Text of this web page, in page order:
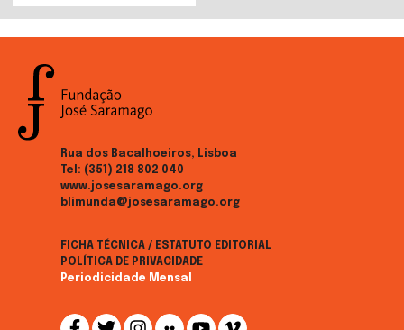
Rua dos Bacalhoeiros, Lisboa
Tel: (351) 218 802 040
www.josesaramago.org
blimunda@josesaramago.org
FICHA TÉCNICA / ESTATUTO EDITORIAL
POLÍTICA DE PRIVACIDADE
Periodicidade Mensal